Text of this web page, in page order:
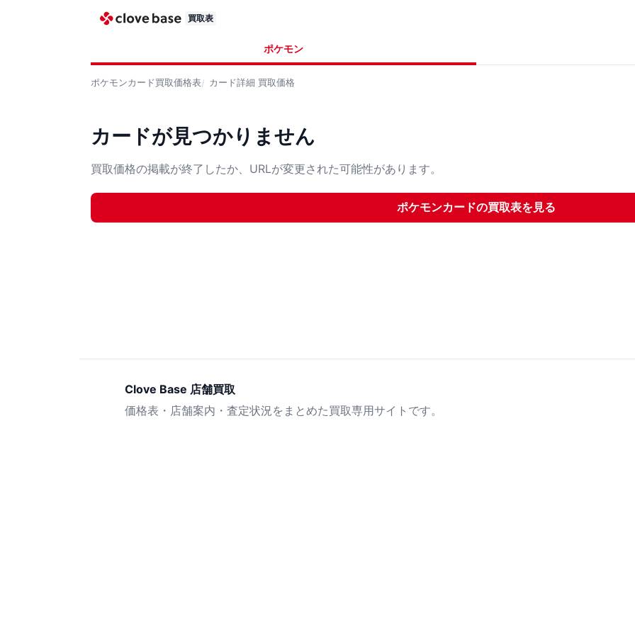
買取表
ポケモン
ポケモンカード買取価格表 カード詳細 買取価格
カードが見つかりません
買取価格の掲載が終了したか、URLが変更された可能性があります。
ポケモンカードの買取表を見る
Clove Base 店舗買取
価格表・店舗案内・査定状況をまとめた買取専用サイトです。